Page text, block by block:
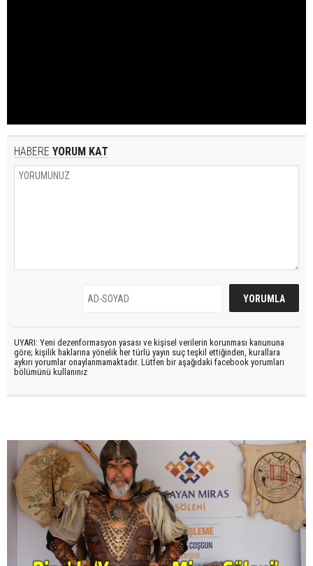
HABERE YORUM KAT
UYARI: Yeni dezenformasyon yasası ve kişisel verilerin korunması kanununa
göre; kişilik haklarına yönelik her türlü yayın suç teşkil ettiğinden, kurallara
aykırı yorumlar onaylanmamaktadır. Lütfen bir aşağıdaki facebook yorumları
bölümünü kullanınız